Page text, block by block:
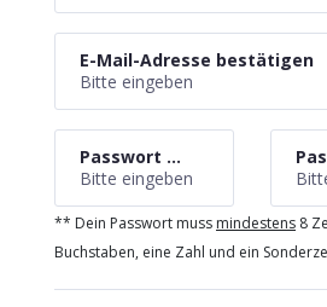
E-Mail-Adresse bestätigen
Passwort wählen **
** Dein Passwort muss mindestens 8
Buchstaben, eine Zahl und ein